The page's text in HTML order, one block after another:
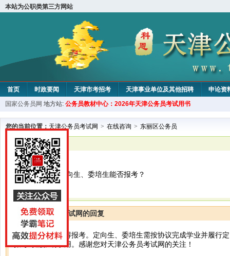
本站为公职类第三方网站
首页 时政要闻 天津市考招考 天津事业单位及其他招聘 申论资
教材中心
国家公务员网 地方站: 公务员教材中心：2026年天津公务员考试用书
您的当前位置： 天津公务员考试网 > 在线咨询 > 东丽区公务员
已解决
东丽区公务员
2026年毕业的定向生、委培生能否报考？
天津公务员考试网的回复
你好，原则上不得报考。定向生、委培生需按协议完成学业并履行
报考可能影响录用。感谢您对天津公务员考试网的关注！